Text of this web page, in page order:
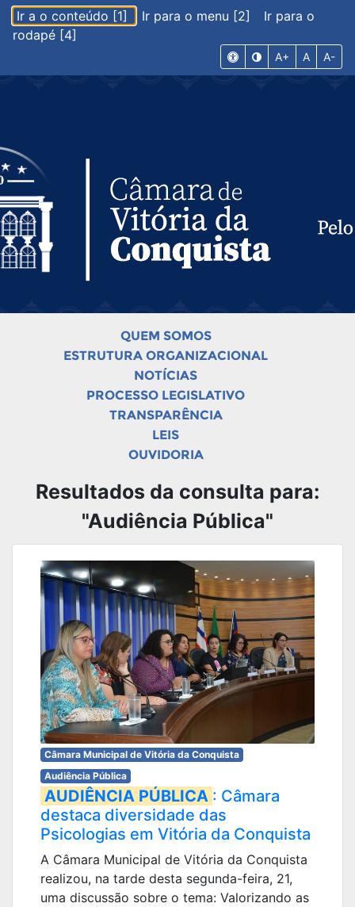
Ir a o conteúdo [1] Ir para o menu [2]
Ir para o
rodapé [4]
A+ A A-
QUEM SOMOS
ESTRUTURA ORGANIZACIONAL
NOTÍCIAS
PROCESSO LEGISLATIVO
TRANSPARÊNCIA
LEIS
OUVIDORIA
Resultados da consulta para:
"Audiência Pública"
Câmara Municipal de Vitória da Conquista
Audiência Pública
AUDIÊNCIA PÚBLICA : Câmara
destaca diversidade das
Psicologias em Vitória da Conquista
A Câmara Municipal de Vitória da Conquista
realizou, na tarde desta segunda-feira, 21,
uma discussão sobre o tema: Valorizando as